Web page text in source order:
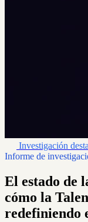
Investigación
Informe de
El estado de
cómo la
redefiniendo